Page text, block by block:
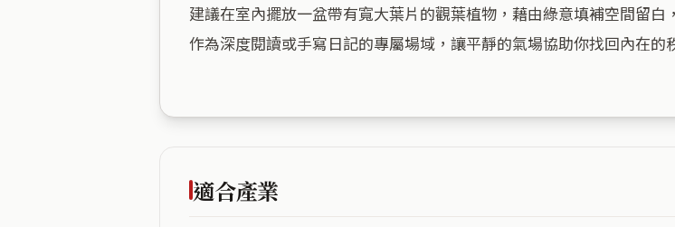
建議在室內擺放一盆帶有寬大葉片的觀葉植物，藉由綠意填補空間留
作為深度閱讀或手寫日記的專屬場域，讓平靜的氣場協助你找回內在的
適合產業